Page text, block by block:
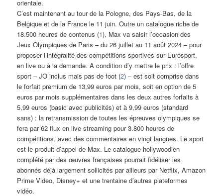
orientale.
C’est maintenant au tour de la Pologne, des Pays-Bas, de la
Belgique et de la France le 11 juin. Outre un catalogue riche de
18.500 heures de contenus (1), Max va saisir l’occasion des
Jeux Olympiques de Paris – du 26 juillet au 11 août 2024 – pour
proposer l’intégralité des compétitions sportives sur Eurosport,
en live ou à la demande. A condition d’y mettre le prix : l’offre
sport – JO inclus mais pas de foot (2) – est soit comprise dans
le forfait premium de 13,99 euros par mois, soit en option de 5
euros par mois supplémentaires dans les deux autres forfaits à
5,99 euros (basic avec publicités) et à 9,99 euros (standard
sans) : la retransmission de toutes les épreuves olympiques se
fera par 62 flux en live streaming pour 3.800 heures de
compétitions, avec des commentaires en vingt langues. Le sport
est le produit d’appel de Max. Le catalogue hollywoodien
complété par des œuvres françaises pourrait fidéliser les
abonnés déjà largement sollicités par ailleurs par Netflix, Amazon
Prime Video, Disney+ et une trentaine d’autres plateformes
vidéo.